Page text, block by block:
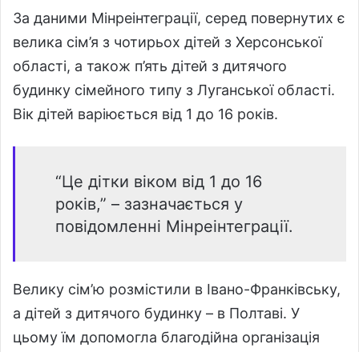
За даними Мінреінтеграції, серед повернутих є
велика сім’я з чотирьох дітей з Херсонської
області, а також п’ять дітей з дитячого
будинку сімейного типу з Луганської області.
Вік дітей варіюється від 1 до 16 років.
“Це дітки віком від 1 до 16
років,” – зазначається у
повідомленні Мінреінтеграції.
Велику сім’ю розмістили в Івано-Франківську,
а дітей з дитячого будинку – в Полтаві. У
цьому їм допомогла благодійна організація